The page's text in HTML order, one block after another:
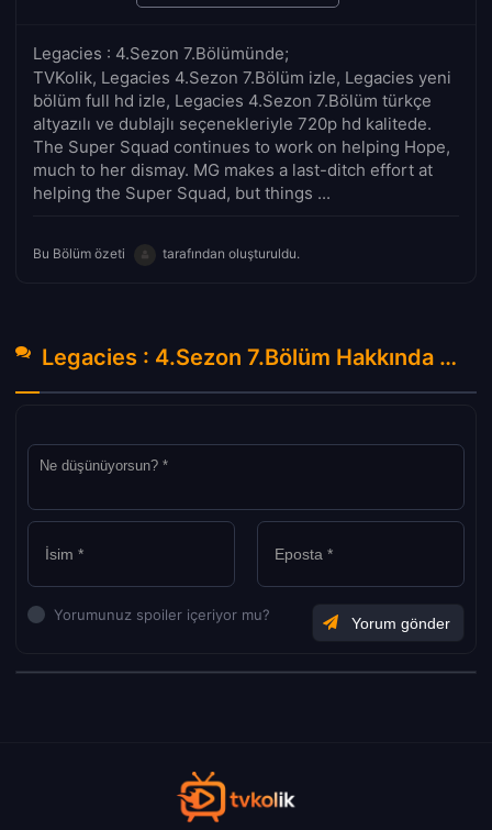
Legacies : 4.Sezon 7.Bölümünde;
TVKolik, Legacies 4.Sezon 7.Bölüm izle, Legacies yeni
bölüm full hd izle, Legacies 4.Sezon 7.Bölüm türkçe
altyazılı ve dublajlı seçenekleriyle 720p hd kalitede.
The Super Squad continues to work on helping Hope,
much to her dismay. MG makes a last-ditch effort at
helping the Super Squad, but things ...
Bu Bölüm özeti tarafından oluşturuldu.
Legacies : 4.Sezon 7.Bölüm Hakkında Yorumlar
Yorumunuz spoiler içeriyor mu?